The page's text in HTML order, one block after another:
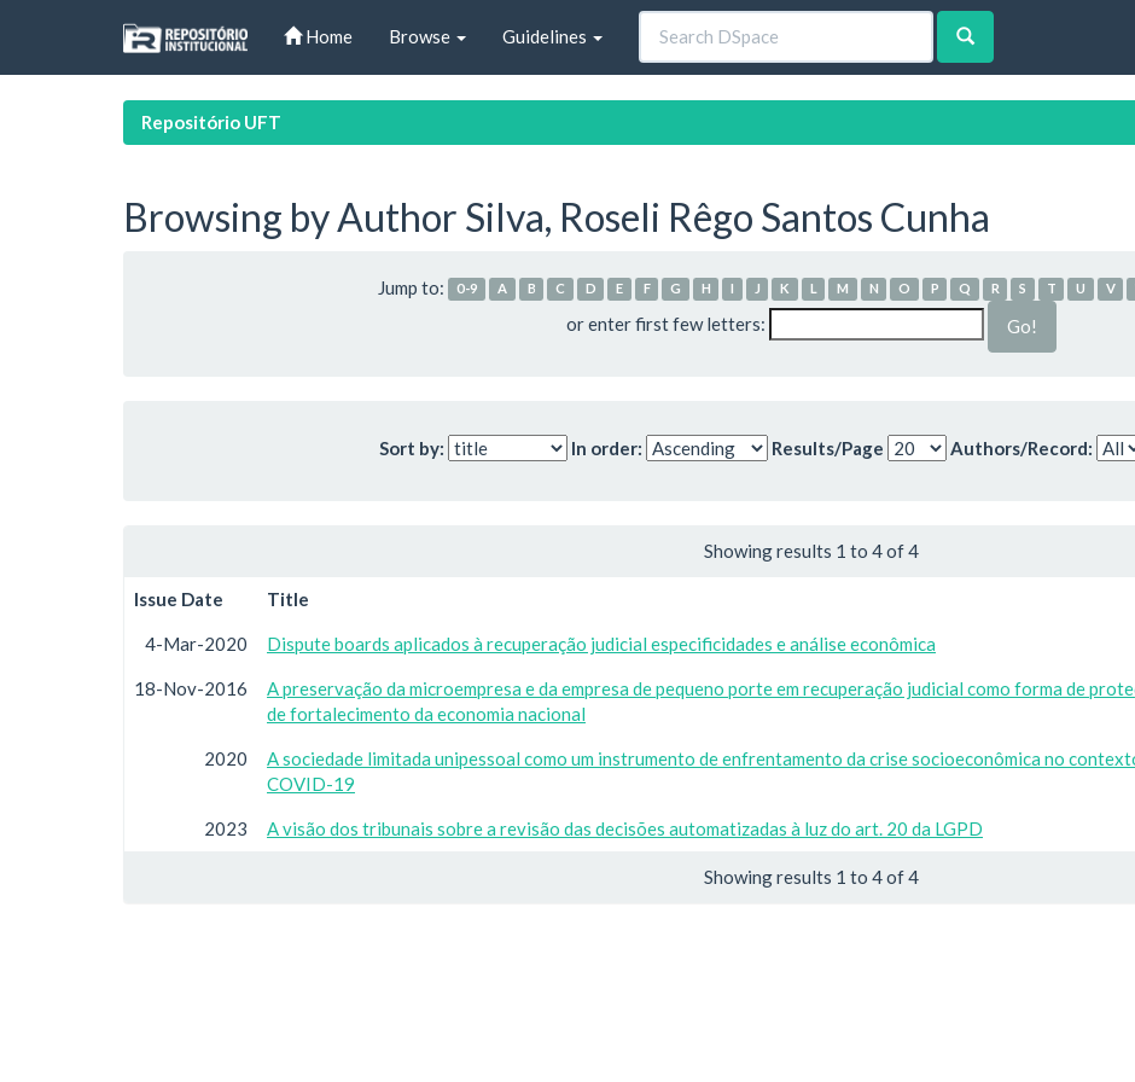
Home Browse Guidelines
Repositório UFT
Browsing by Author Silva, Roseli Rêgo Santos Cunha
Jump to: 0-9 A B C D E F G H I J K L M N O P Q R S T U V
or enter first few letters:
Sort by: In order: Results/Page Authors/Record:
Showing results 1 to 4 of 4
Issue Date Title
4-Mar-2020 Dispute boards aplicados à recuperação judicial especificidades e análise econômica
18-Nov-2016
A preservação da microempresa e da empresa de pequeno porte em recuperação judicial como forma de
de fortalecimento da economia nacional
2020
A sociedade limitada unipessoal como um instrumento de enfrentamento da crise socioeconômica no
COVID-19
2023 A visão dos tribunais sobre a revisão das decisões automatizadas à luz do art. 20 da LGPD
Showing results 1 to 4 of 4